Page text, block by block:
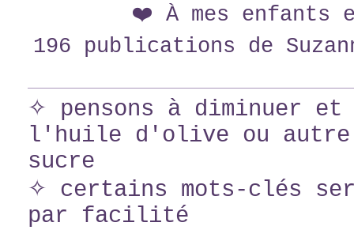
❤️ À mes enfants
196 publications de
✧ pensons à diminuer
l'huile d'olive ou autre
sucre
✧ certains mots-clés
par facilité